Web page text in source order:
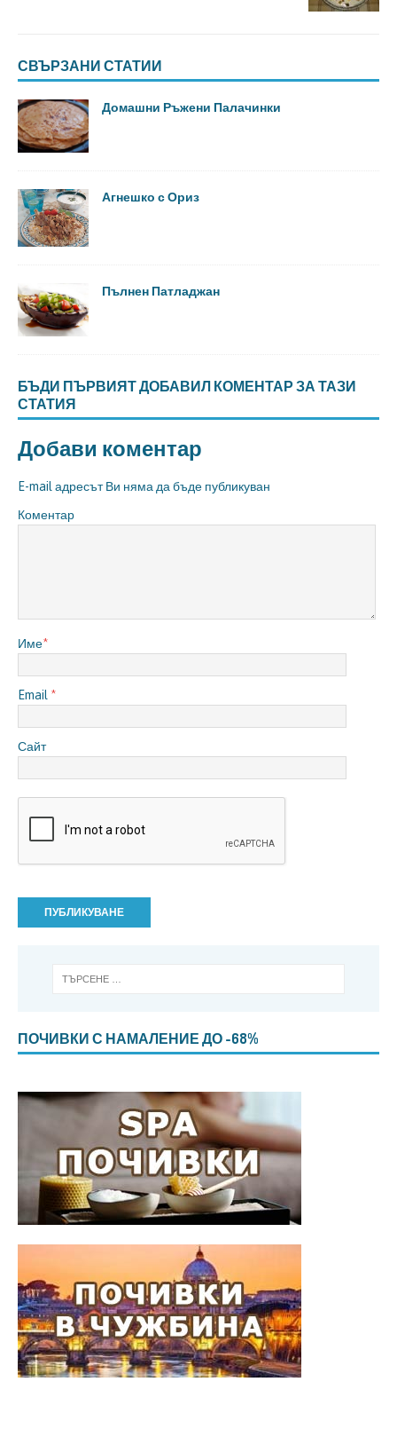
СВЪРЗАНИ СТАТИИ
Домашни Ръжени Палачинки
Агнешко с Ориз
Пълнен Патладжан
БЪДИ ПЪРВИЯТ ДОБАВИЛ КОМЕНТАР ЗА ТАЗИ
СТАТИЯ
Добави коментар
E-mail адресът Ви няма да бъде публикуван
Коментар
Име*
Email *
Сайт
ПОЧИВКИ С НАМАЛЕНИЕ ДО -68%